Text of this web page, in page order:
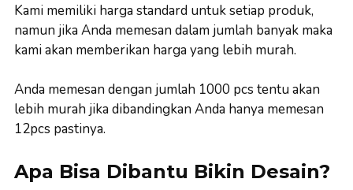
Kami memiliki harga standard untuk setiap produk,
namun jika Anda memesan dalam jumlah banyak maka
kami akan memberikan harga yang lebih murah.
Anda memesan dengan jumlah 1000 pcs tentu akan
lebih murah jika dibandingkan Anda hanya memesan
12pcs pastinya.
Apa Bisa Dibantu Bikin Desain?